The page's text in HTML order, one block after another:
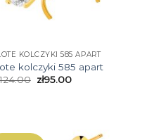
KOLCZYKI 585 APART
kolczyki 585 apart
zł95.00